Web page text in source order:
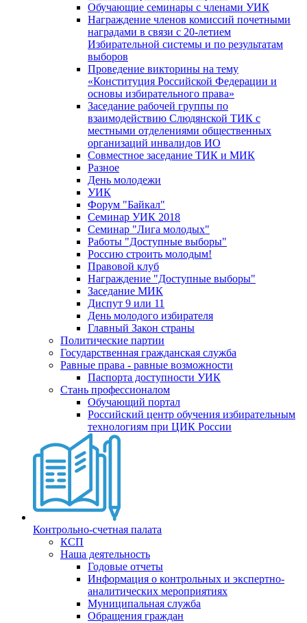
Обучающие семинары с членами УИК
Награждение членов комиссий почетными
наградами в связи с 20-летием
Избирательной системы и по результатам
выборов
Проведение викторины на тему
«Конституция Российской Федерации и
основы избирательного права»
Заседание рабочей группы по
взаимодействию Слюдянской ТИК с
местными отделениями общественных
организаций инвалидов ИО
Совместное заседание ТИК и МИК
Разное
День молодежи
УИК
Форум "Байкал"
Семинар УИК 2018
Семинар "Лига молодых"
Работы "Доступные выборы"
Россию строить молодым!
Правовой клуб
Награждение "Доступные выборы"
Заседание МИК
Диспут 9 или 11
День молодого избирателя
Главный Закон страны
Политические партии
Государственная гражданская служба
Равные права - равные возможности
Паспорта доступности УИК
Стань профессионалом
Обучающий портал
Российский центр обучения избирательным
технологиям при ЦИК России
Контрольно-счетная палата
КСП
Наша деятельность
Годовые отчеты
Информация о контрольных и экспертно-
аналитических мероприятиях
Муниципальная служба
Обращения граждан